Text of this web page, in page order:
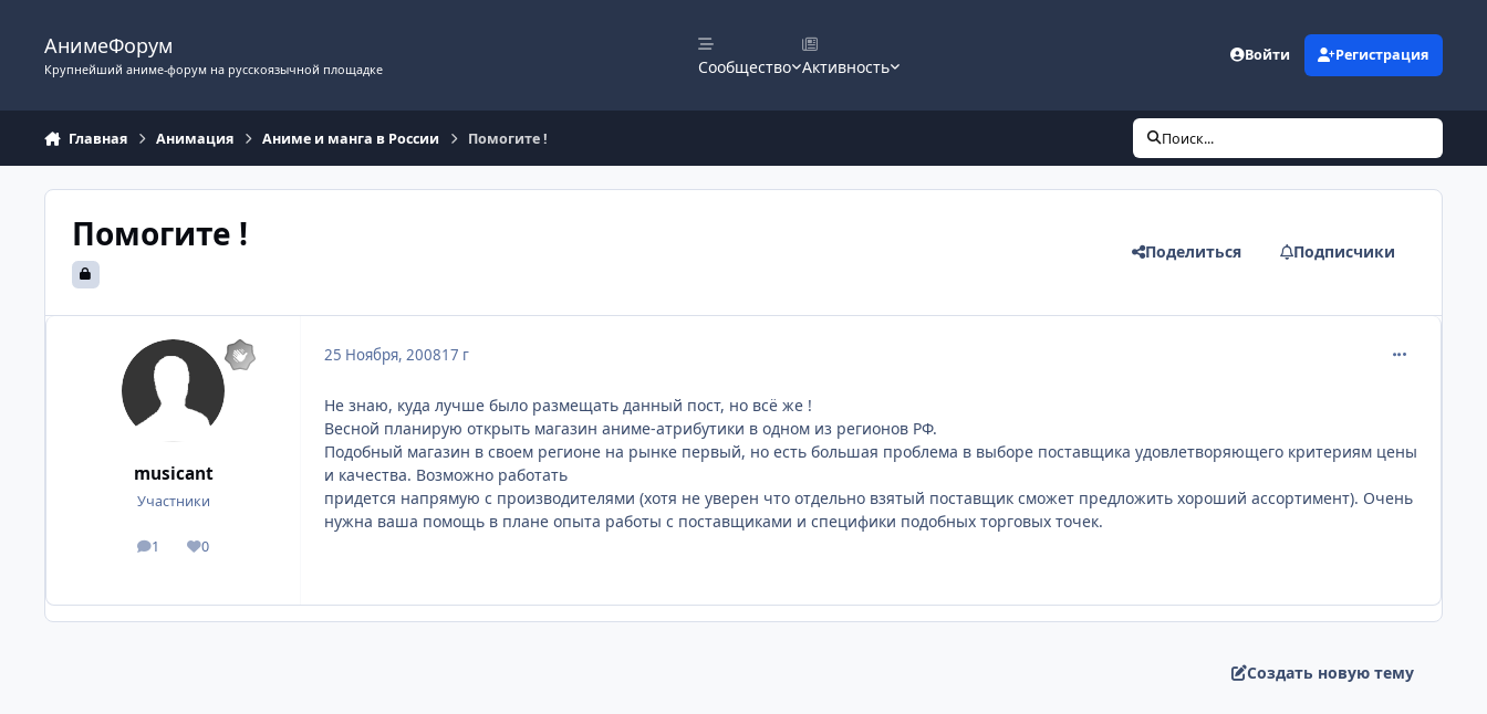
АнимеФорум
Крупнейший аниме-форум на русскоязычной площадке Сообщество Активность
Войти Регистрация
Главная Анимация Аниме и манга в России Помогите ! Поиск...
Помогите ! Поделиться Подписчики
musicant
Участники
1
посты 0
Репутация
25 Ноября, 200817 г
Не знаю, куда лучше было размещать данный пост, но всё же !
Весной планирую открыть магазин аниме-атрибутики в одном из регионов РФ.
Подобный магазин в своем регионе на рынке первый, но есть большая проблема в выборе поставщика удовлетворяющего критериям цены
и качества. Возможно работать
придется напрямую с производителями (хотя не уверен что отдельно взятый поставщик сможет предложить хороший ассортимент). Очень
нужна ваша помощь в плане опыта работы с поставщиками и специфики подобных торговых точек.
Создать новую тему